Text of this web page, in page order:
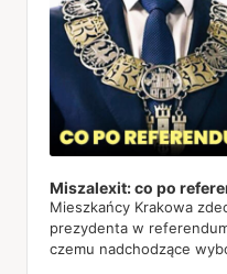
Miszalexit: co po
Mieszkańcy Krakowa
prezydenta w
czemu nadchodzące